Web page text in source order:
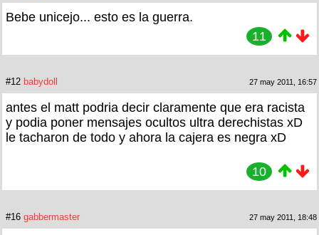
Bebe unicejo... esto es la guerra.
11
#12 babydoll 27 may 2011, 16:57
antes el matt podria decir claramente que era racista
y podia poner mensajes ocultos ultra derechistas xD
le tacharon de todo y ahora la cajera es negra xD
10
#16 gabbermaster 27 may 2011, 18:48